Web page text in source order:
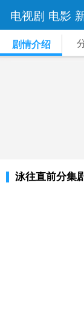
电视剧 电影
剧情介绍
泳往直前分集